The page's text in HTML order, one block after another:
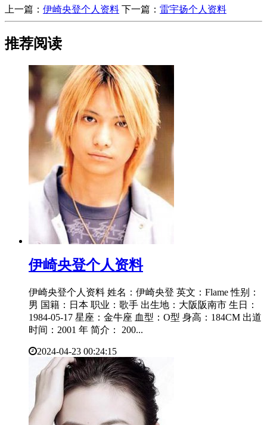
上一篇： ​伊崎央登个人资料 下一篇： ​雷宇扬个人资料
推荐阅读
​伊崎央登个人资料
伊崎央登个人资料 姓名：伊崎央登 英文：Flame 性别：
男 国籍：日本 职业：歌手 出生地：大阪阪南市 生日：
1984-05-17 星座：金牛座 血型：O型 身高：184CM 出道
时间：2001 年 简介： 200...
2024-04-23 00:24:15